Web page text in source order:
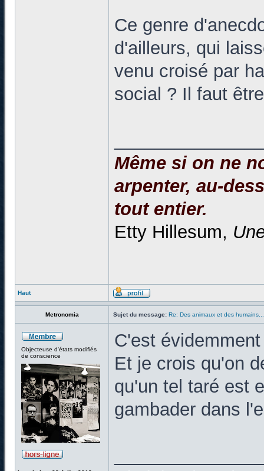
Ce genre
d'ailleurs, qui
venu croisé par
social ? Il faut
Même si on ne
arpenter, au-
tout entier.
Etty Hillesum,
Haut
Metronomia Sujet du message: Re: Des animaux et des humains...
Objecteuse d'états modifiés
de conscience
C'est
Et je crois qu'on
qu'un tel taré est
gambader dans